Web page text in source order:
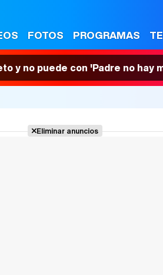
FOTOS PROGRAMAS
y no puede con 'Padre no hay
Eliminar anuncios